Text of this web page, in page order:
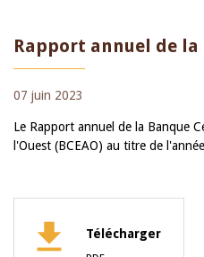
Rapport annuel de la
07 juin 2023
Le Rapport annuel de la Banque
l'Ouest (BCEAO) au titre de
Télécharger